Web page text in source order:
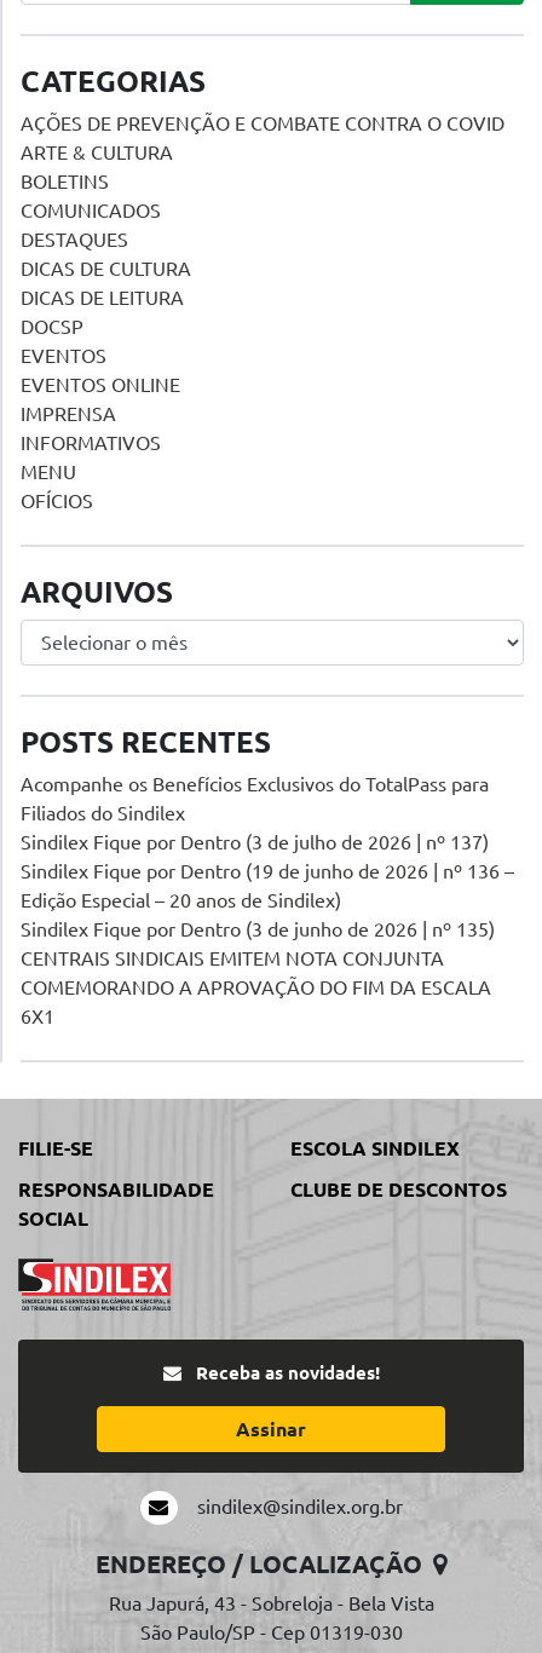
CATEGORIAS
AÇÕES DE PREVENÇÃO E COMBATE CONTRA O COVID
ARTE & CULTURA
BOLETINS
COMUNICADOS
DESTAQUES
DICAS DE CULTURA
DICAS DE LEITURA
DOCSP
EVENTOS
EVENTOS ONLINE
IMPRENSA
INFORMATIVOS
MENU
OFÍCIOS
ARQUIVOS
Arquivos
POSTS RECENTES
Acompanhe os Benefícios Exclusivos do TotalPass para
Filiados do Sindilex
Sindilex Fique por Dentro (3 de julho de 2026 | nº 137)
Sindilex Fique por Dentro (19 de junho de 2026 | nº 136 –
Edição Especial – 20 anos de Sindilex)
Sindilex Fique por Dentro (3 de junho de 2026 | nº 135)
CENTRAIS SINDICAIS EMITEM NOTA CONJUNTA
COMEMORANDO A APROVAÇÃO DO FIM DA ESCALA
6X1
FILIE-SE
ESCOLA SINDILEX
RESPONSABILIDADE
SOCIAL
CLUBE DE DESCONTOS
Receba as novidades!
Assinar
sindilex@sindilex.org.br
ENDEREÇO / LOCALIZAÇÃO
Rua Japurá, 43 - Sobreloja - Bela Vista
São Paulo/SP - Cep 01319-030